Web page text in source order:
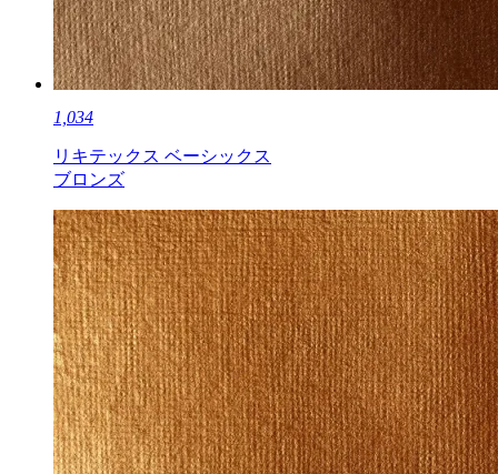
1,034
リキテックス ベーシックス
ブロンズ